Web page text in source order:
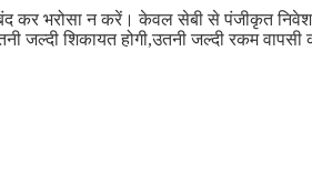
कर भरोसा न करें। केवल सेबी से पंजीकृत निवेश
जल्दी शिकायत होगी,उतनी जल्दी रकम वापसी